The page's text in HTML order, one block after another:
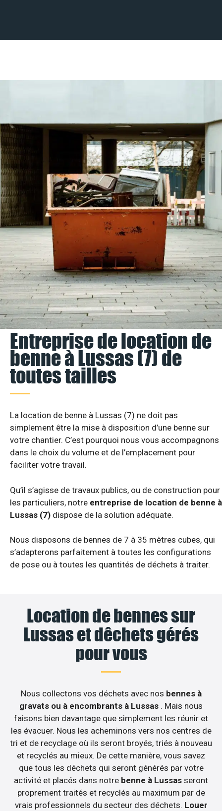
Entreprise de location de
benne à Lussas (7) de
toutes tailles
La location de benne à Lussas (7) ne doit pas
simplement être la mise à disposition d’une benne sur
votre chantier. C’est pourquoi nous vous accompagnons
dans le choix du volume et de l’emplacement pour
faciliter votre travail.
Qu’il s’agisse de travaux publics, ou de construction pour
les particuliers, notre entreprise de location de benne à
Lussas (7) dispose de la solution adéquate.
Nous disposons de bennes de 7 à 35 mètres cubes, qui
s’adapterons parfaitement à toutes les configurations
de pose ou à toutes les quantités de déchets à traiter.
Location de bennes sur
Lussas et dêchets gérés
pour vous
Nous collectons vos déchets avec nos bennes à
gravats ou à encombrants à Lussas . Mais nous
faisons bien davantage que simplement les réunir et
les évacuer. Nous les acheminons vers nos centres de
tri et de recyclage où ils seront broyés, triés à nouveau
et recyclés au mieux. De cette manière, vous savez
que tous les déchets qui seront générés par votre
activité et placés dans notre benne à Lussas seront
proprement traités et recyclés au maximum par de
vrais professionnels du secteur des déchets. Louer